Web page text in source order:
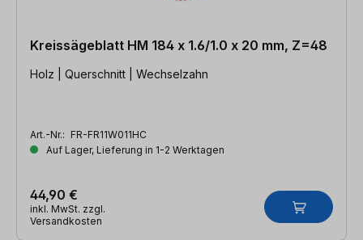
Kreissägeblatt HM 184 x 1.6/1.0 x 20 mm, Z=48
Holz | Querschnitt | Wechselzahn
Art.-Nr.: FR-FR11W011HC
Auf Lager, Lieferung in 1-2 Werktagen
44,90 €
inkl. MwSt. zzgl.
Versandkosten